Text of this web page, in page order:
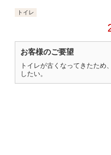
トイレ
お客様のご要望
トイレが古くなってきたため
したい。